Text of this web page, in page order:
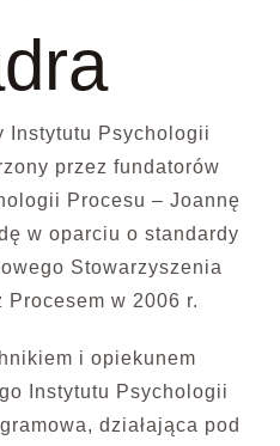
Instytutu Psychologii
przez fundatorów
Procesu – Joannę
w oparciu o standardy
Stowarzyszenia
Procesem w 2006 r.
i opiekunem
Instytutu Psychologii
działająca pod